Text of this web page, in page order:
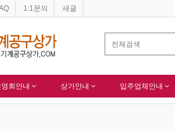
1:1문의 새글
림 한국종합산업(주) 회원님 가입을 축하드립니다 !
회안내 상가안내 입주업체안내